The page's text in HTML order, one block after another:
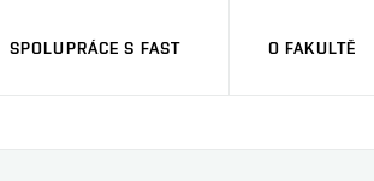
SPOLUPRÁCE S FAST O FAKULTĚ